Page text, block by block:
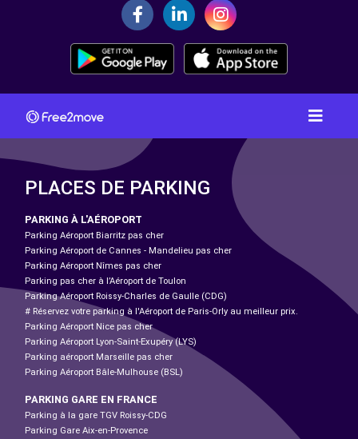
PLACES DE PARKING
PARKING À L'AÉROPORT
Parking Aéroport Biarritz pas cher
Parking Aéroport de Cannes - Mandelieu pas cher
Parking Aéroport Nîmes pas cher
Parking pas cher à l’Aéroport de Toulon
Parking Aéroport Roissy-Charles de Gaulle (CDG)
# Réservez votre parking à l'Aéroport de Paris-Orly au meilleur prix.
Parking Aéroport Nice pas cher
Parking Aéroport Lyon-Saint-Exupéry (LYS)
Parking aéroport Marseille pas cher
Parking Aéroport Bâle-Mulhouse (BSL)
PARKING GARE EN FRANCE
Parking à la gare TGV Roissy-CDG
Parking Gare Aix-en-Provence